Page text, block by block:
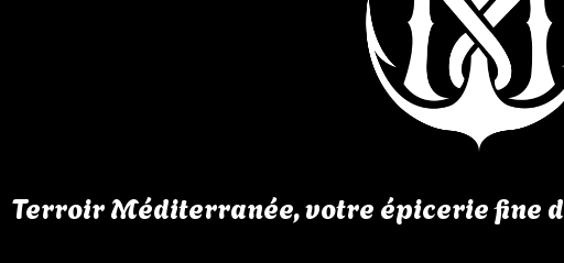
Terroir Méditerranée, votre épicerie fine